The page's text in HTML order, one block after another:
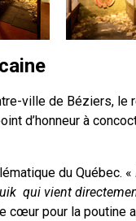
ville de Béziers, le
d’honneur à
du Québec. «
qui vient
cœur pour la poutine